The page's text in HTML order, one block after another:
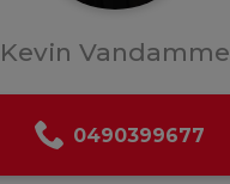
Kevin Vandamme
0490399677